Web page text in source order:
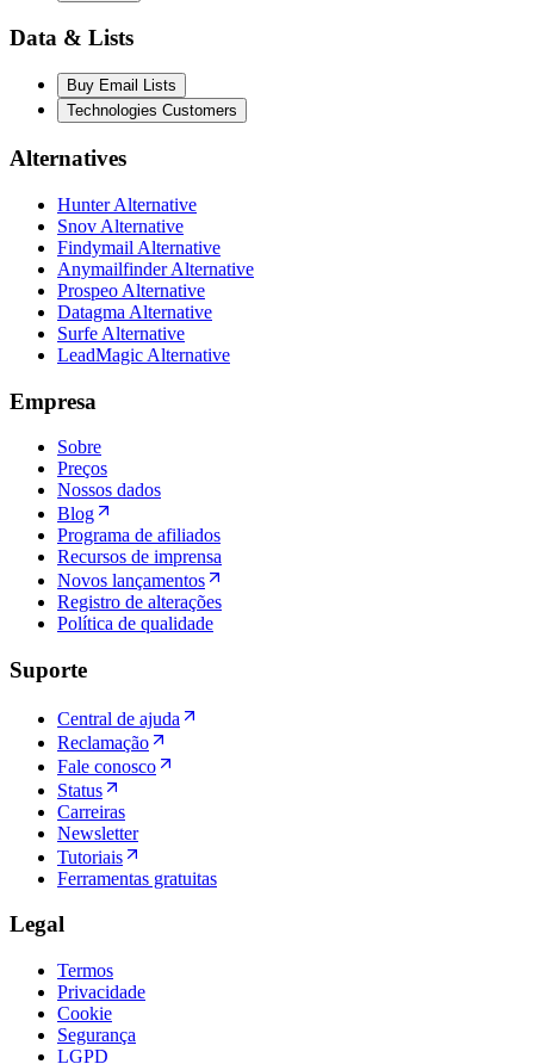
Data & Lists
Buy Email Lists
Technologies Customers
Alternatives
Hunter Alternative
Snov Alternative
Findymail Alternative
Anymailfinder Alternative
Prospeo Alternative
Datagma Alternative
Surfe Alternative
LeadMagic Alternative
Empresa
Sobre
Preços
Nossos dados
Blog
Programa de afiliados
Recursos de imprensa
Novos lançamentos
Registro de alterações
Política de qualidade
Suporte
Central de ajuda
Reclamação
Fale conosco
Status
Carreiras
Newsletter
Tutoriais
Ferramentas gratuitas
Legal
Termos
Privacidade
Cookie
Segurança
LGPD